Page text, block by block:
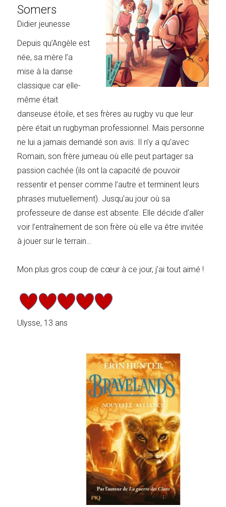
Somers
Didier jeunesse
Depuis qu’Angèle est
née, sa mère l’a
mise à la danse
classique car elle-
même était
danseuse étoile, et ses frères au rugby vu que leur
père était un rugbyman professionnel. Mais personne
ne lui a jamais demandé son avis. Il n’y a qu’avec
Romain, son frère jumeau où elle peut partager sa
passion cachée (ils ont la capacité de pouvoir
ressentir et penser comme l’autre et terminent leurs
phrases mutuellement). Jusqu’au jour où sa
professeure de danse est absente. Elle décide d’aller
voir l’entraînement de son frère où elle va être invitée
à jouer sur le terrain…
Mon plus gros coup de cœur à ce jour, j’ai tout aimé !
Ulysse, 13 ans